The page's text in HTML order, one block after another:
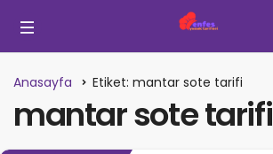
Anasayfa Etiket: mantar sote tarifi
mantar sote tarifi